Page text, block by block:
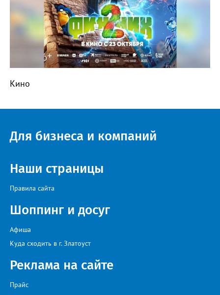
Космос кинотеатр
Кино
Для бизнеса и компаний
Наши страницы
Правила сайта
Шоппинг и досуг
Афиша
Куда сходить в г. Златоуст
Реклама на сайте
Прайс